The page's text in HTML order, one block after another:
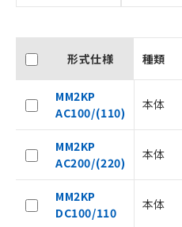
形式仕様 種類
MM2KP
AC100/(110)
本体
MM2KP
AC200/(220)
本体
MM2KP
DC100/110
本体